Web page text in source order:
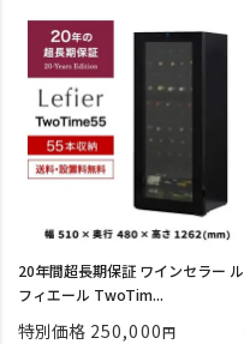
20年間超長期保証 ワインセラー ル
フィエール TwoTim...
特別価格 250,000